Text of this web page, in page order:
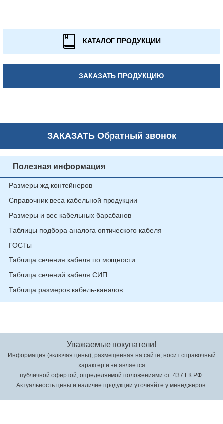
КАТАЛОГ ПРОДУКЦИИ
ЗАКАЗАТЬ ПРОДУКЦИЮ
ЗАКАЗАТЬОбратный звонок
Полезная информация
Размеры жд контейнеров
Справочник веса кабельной продукции
Размеры и вес кабельных барабанов
Таблицы подбора аналога оптического кабеля
ГОСТы
Таблица сечения кабеля по мощности
Таблица сечений кабеля СИП
Таблица размеров кабель-каналов
Уважаемые покупатели!
Информация (включая цены), размещенная на сайте, носит справочный
характер и не является
публичной офертой, определяемой положениями ст. 437 ГК РФ.
Актуальность цены и наличие продукции уточняйте у менеджеров.